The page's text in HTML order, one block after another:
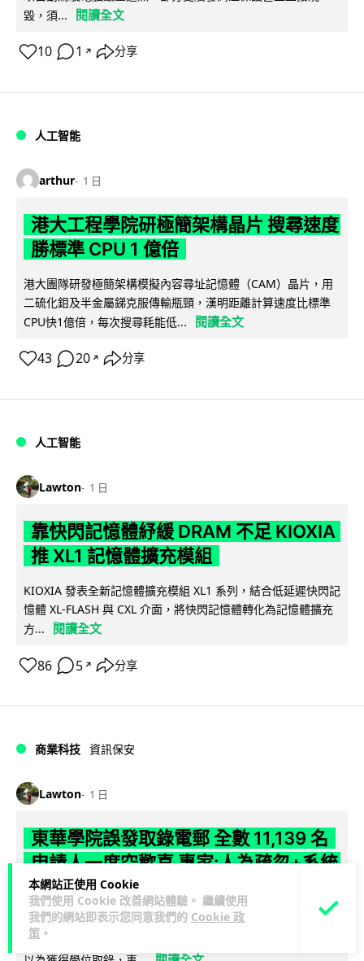
本網站正使用 Cookie
我們使用 Cookie 改善網站體驗。 繼續使用
我們的網站即表示您同意我們的 Cookie 政
策 。
毀，須...
閱讀全文
10 1 ↗ 分享
人工智能
arthur 1 日
港大工程學院研極簡架構晶片 搜尋速度
勝標準 CPU 1 億倍
港大團隊研發極簡架構模擬內容尋址記憶體（CAM）晶片，用
二硫化鉬及半金屬銻克服傳輸瓶頸，漢明距離計算速度比標準
CPU快1億倍，每次搜尋耗能低...
閱讀全文
43 20 ↗ 分享
人工智能
Lawton 1 日
靠快閃記憶體紓緩 DRAM 不足 KIOXIA
推 XL1 記憶體擴充模組
KIOXIA 發表全新記憶體擴充模組 XL1 系列，結合低延遲快閃記
憶體 XL-FLASH 與 CXL 介面，將快閃記憶體轉化為記憶體擴充
方...
閱讀全文
86 5 ↗ 分享
商業科技 資訊保安
Lawton 1 日
東華學院誤發取錄電郵 全數 11,139 名
申請人一度空歡喜 專家:人為疏忽+系統
防護缺失
東華學院今日（5 日）大學聯招放榜之際，因人為疏忽向全數
11,139 名課程申請人錯誤發出取錄通知電郵，令大批考生一度